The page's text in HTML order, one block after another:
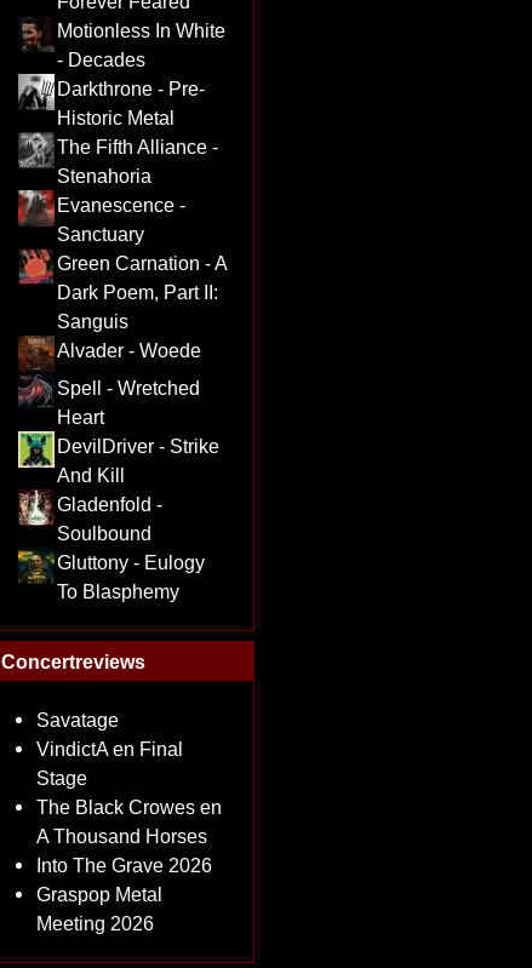
Motionless In White
- Decades
Darkthrone - Pre-
Historic Metal
The Fifth Alliance -
Stenahoria
Evanescence -
Sanctuary
Green Carnation - A
Dark Poem, Part II:
Sanguis
Alvader - Woede
Spell - Wretched
Heart
DevilDriver - Strike
And Kill
Gladenfold -
Soulbound
Gluttony - Eulogy
To Blasphemy
Concertreviews
Savatage
VindictA en Final
Stage
The Black Crowes en
A Thousand Horses
Into The Grave 2026
Graspop Metal
Meeting 2026